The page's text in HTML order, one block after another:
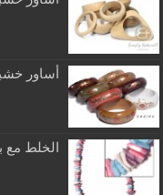
أساور
الخلط مع